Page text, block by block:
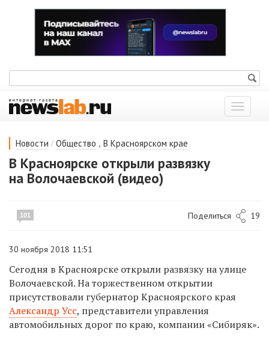
Показать
меню
Новости / Общество , В Красноярском крае
В Красноярске открыли развязку
на Волочаевской (видео)
101 Поделиться 19
30 ноября 2018 11:51
Сегодня в Красноярске открыли развязку на улице
Волочаевской. На торжественном открытии
присутствовали губернатор Красноярского края
Александр Усс, представители управления
автомобильных дорог по краю, компании «Сибиряк».